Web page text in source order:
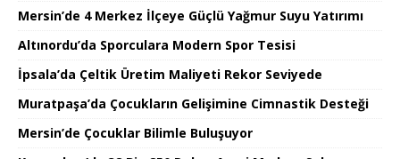
Mersin’de 4 Merkez İlçeye Güçlü Yağmur Suyu Yatırımı
Altınordu’da Sporculara Modern Spor Tesisi
İpsala’da Çeltik Üretim Maliyeti Rekor Seviyede
Muratpaşa’da Çocukların Gelişimine Cimnastik Desteği
Mersin’de Çocuklar Bilimle Buluşuyor